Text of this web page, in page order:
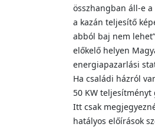
összhangban áll-e
a kazán teljesítő
abból baj nem
előkelő helyen
energiapazarlási
Ha családi házról
50 KW
Itt csak
hatályos előírások